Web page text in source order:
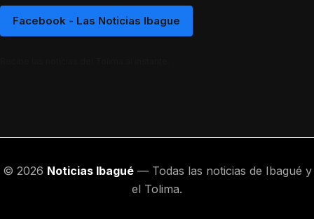
Facebook - Las Noticias Ibague
© 2026 Noticias Ibagué— Todas las noticias de Ibagué y
el Tolima.